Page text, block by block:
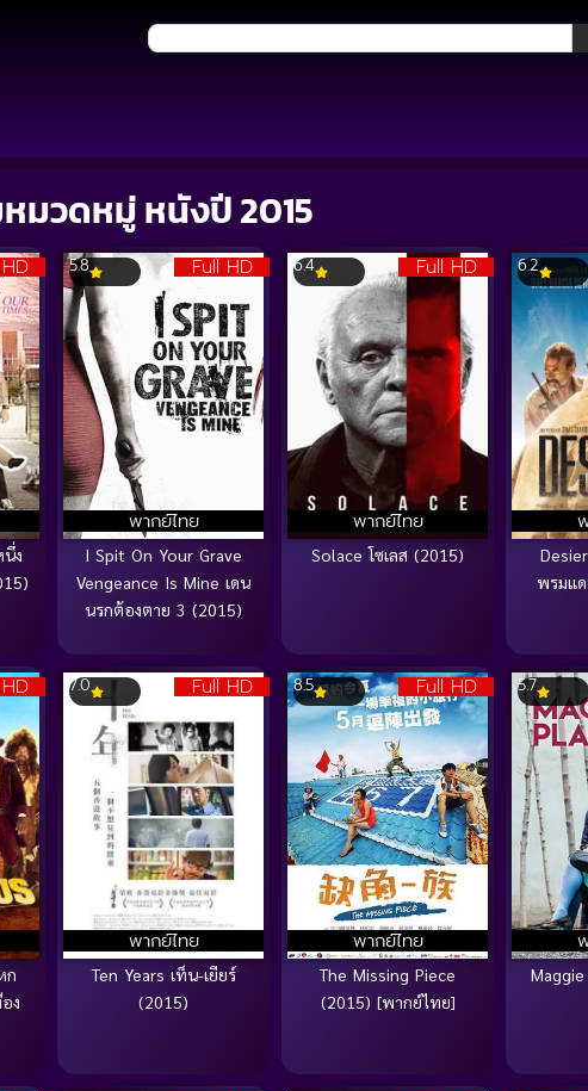
มวดหมู่ หนังปี 2015
ง
Full HD
พากย์ไทย
5.8
I Spit On Your Grave
Vengeance Is Mine เดน
นรกต้องตาย 3 (2015)
Full HD
พากย์ไทย
6.4
Solace โซเลส (2015)
6.2
พรมแ
ก
ง
Full HD
พากย์ไทย
7.0
Ten Years เท็น-เยียร์
(2015)
Full HD
พากย์ไทย
8.5
The Missing Piece
(2015) [พากย์ไทย]
5.7